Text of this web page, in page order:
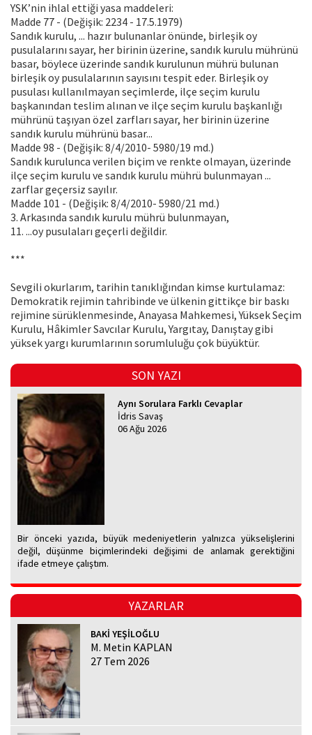
YSK’nin ihlal ettiği yasa maddeleri:
Madde 77 - (Değişik: 2234 - 17.5.1979)
Sandık kurulu, ... hazır bulunanlar önünde, birleşik oy
pusulalarını sayar, her birinin üzerine, sandık kurulu mührünü
basar, böylece üzerinde sandık kurulunun mührü bulunan
birleşik oy pusulalarının sayısını tespit eder. Birleşik oy
pusulası kullanılmayan seçimlerde, ilçe seçim kurulu
başkanından teslim alınan ve ilçe seçim kurulu başkanlığı
mührünü taşıyan özel zarfları sayar, her birinin üzerine
sandık kurulu mührünü basar...
Madde 98 - (Değişik: 8/4/2010- 5980/19 md.)
Sandık kurulunca verilen biçim ve renkte olmayan, üzerinde
ilçe seçim kurulu ve sandık kurulu mührü bulunmayan ...
zarflar geçersiz sayılır.
Madde 101 - (Değişik: 8/4/2010- 5980/21 md.)
3. Arkasında sandık kurulu mührü bulunmayan,
11. ...oy pusulaları geçerli değildir.
***
Sevgili okurlarım, tarihin tanıklığından kimse kurtulamaz:
Demokratik rejimin tahribinde ve ülkenin gittikçe bir baskı
rejimine sürüklenmesinde, Anayasa Mahkemesi, Yüksek Seçim
Kurulu, Hâkimler Savcılar Kurulu, Yargıtay, Danıştay gibi
yüksek yargı kurumlarının sorumluluğu çok büyüktür.
SON YAZI
Aynı Sorulara Farklı Cevaplar
İdris Savaş
06 Ağu 2026
Bir önceki yazıda, büyük medeniyetlerin yalnızca yükselişlerini
değil, düşünme biçimlerindeki değişimi de anlamak gerektiğini
ifade etmeye çalıştım.
YAZARLAR
BAKİ YEŞİLOĞLU
M. Metin KAPLAN
27 Tem 2026